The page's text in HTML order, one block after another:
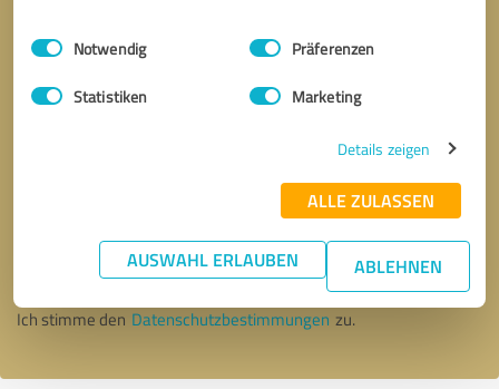
Impressum Datenschutzbestimmungen
Einwilligungsauswahl
Notwendig Präferenzen
Statistiken Marketing
Details zeigen
ALLE ZULASSEN
AUSWAHL ERLAUBEN ABLEHNEN
* Erforderliche Angaben
Nachricht senden
Ich stimme den Datenschutzbestimmungen zu.